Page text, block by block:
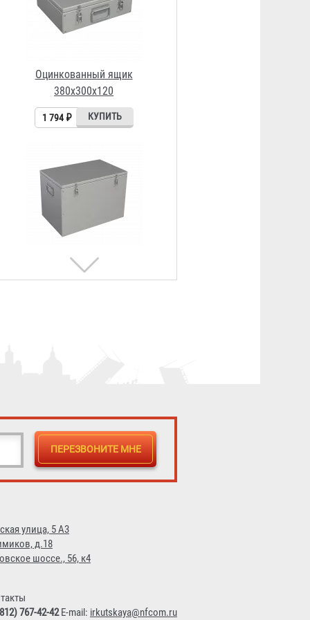
Оцинкованный ящик
550х350х380
2 587 ₽
Ящик для инструмента
улица, 5 А3
д.18
шоссе., 56, к4
767-42-42E-mail: irkutskaya@nfcom.ru